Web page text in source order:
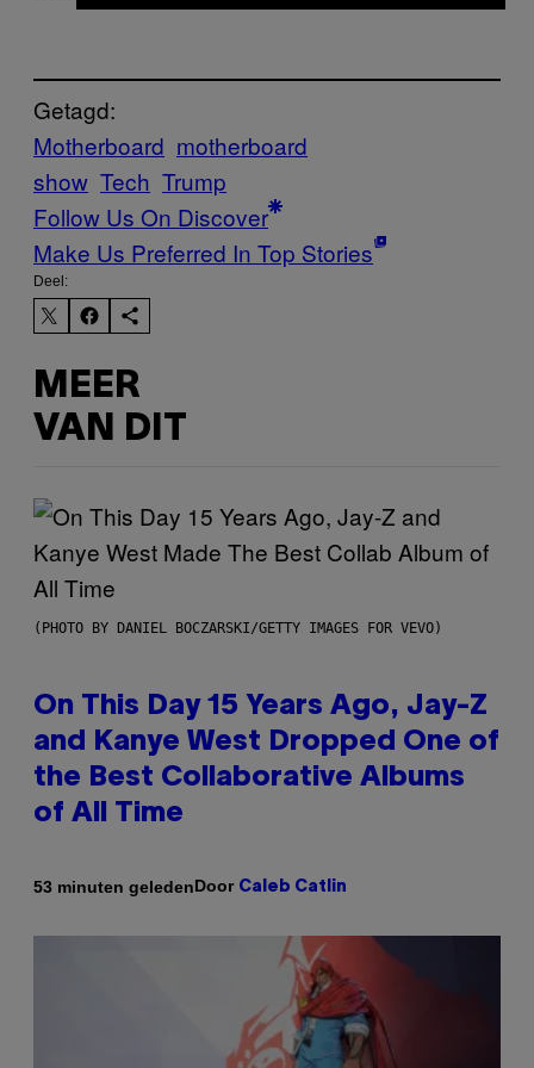
Getagd:
Motherboard motherboard
show Tech Trump
Follow Us On Discover
Make Us Preferred In Top Stories
Deel:
MEER
VAN DIT
(PHOTO BY DANIEL BOCZARSKI/GETTY IMAGES FOR VEVO)
On This Day 15 Years Ago, Jay-Z
and Kanye West Dropped One of
the Best Collaborative Albums
of All Time
53 minuten geledenDoor Caleb Catlin